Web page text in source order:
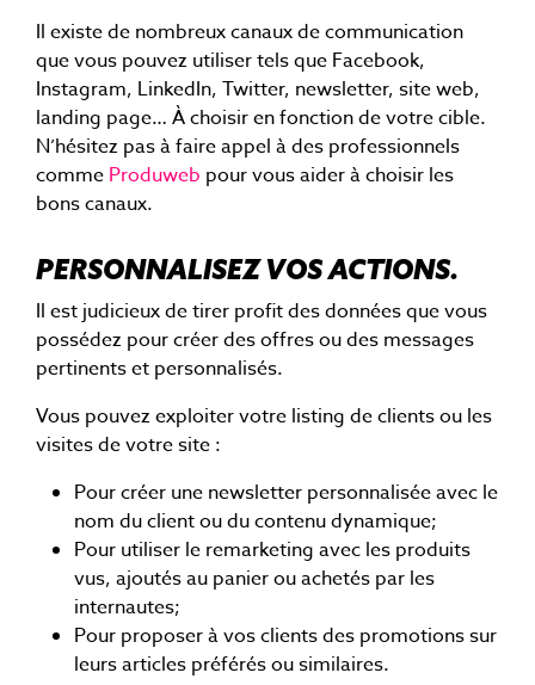
Il existe de nombreux canaux de communication
que vous pouvez utiliser tels que Facebook,
Instagram, LinkedIn, Twitter, newsletter, site web,
landing page… À choisir en fonction de votre cible.
N’hésitez pas à faire appel à des professionnels
comme Produweb pour vous aider à choisir les
bons canaux.
PERSONNALISEZ VOS ACTIONS.
Il est judicieux de tirer profit des données que vous
possédez pour créer des offres ou des messages
pertinents et personnalisés.
Vous pouvez exploiter votre listing de clients ou les
visites de votre site :
Pour créer une newsletter personnalisée avec le
nom du client ou du contenu dynamique;
Pour utiliser le remarketing avec les produits
vus, ajoutés au panier ou achetés par les
internautes;
Pour proposer à vos clients des promotions sur
leurs articles préférés ou similaires.